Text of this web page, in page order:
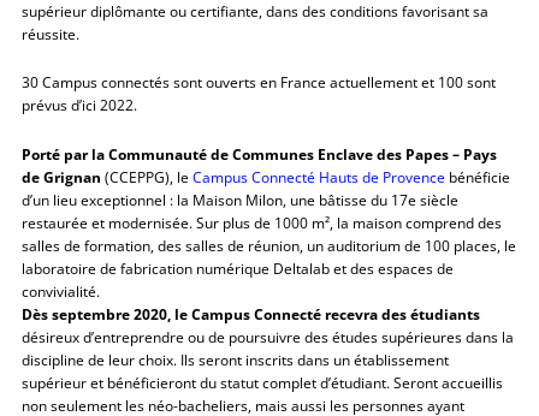
supérieur diplômante ou certifiante, dans des conditions favorisant sa
réussite.
30 Campus connectés sont ouverts en France actuellement et 100 sont
prévus d’ici 2022.
Porté par la Communauté de Communes Enclave des Papes – Pays
de Grignan (CCEPPG), leCampus Connecté Hauts de Provence bénéficie
d’un lieu exceptionnel : la Maison Milon, une bâtisse du 17e siècle
restaurée et modernisée. Sur plus de 1000 m², la maison comprend des
salles de formation, des salles de réunion, un auditorium de 100 places, le
laboratoire de fabrication numérique Deltalab et des espaces de
convivialité.
Dès septembre 2020, le Campus Connecté recevra des étudiants
désireux d’entreprendre ou de poursuivre des études supérieures dans la
discipline de leur choix. Ils seront inscrits dans un établissement
supérieur et bénéficieront du statut complet d’étudiant. Seront accueillis
non seulement les néo-bacheliers, mais aussi les personnes ayant